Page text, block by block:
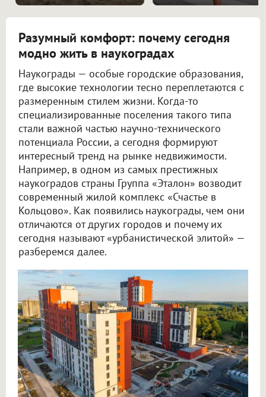
Разумный комфорт: почему сегодня
модно жить в наукоградах
Наукограды — особые городские образования,
где высокие технологии тесно переплетаются с
размеренным стилем жизни. Когда-то
специализированные поселения такого типа
стали важной частью научно-технического
потенциала России, а сегодня формируют
интересный тренд на рынке недвижимости.
Например, в одном из самых престижных
наукоградов страны Группа «Эталон» возводит
современный жилой комплекс «Счастье в
Кольцово». Как появились наукограды, чем они
отличаются от других городов и почему их
сегодня называют «урбанистической элитой» —
разберемся далее.